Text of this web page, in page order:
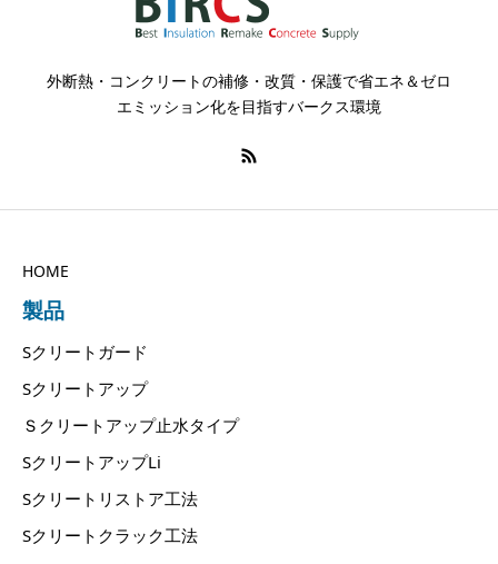
外断熱・コンクリートの補修・改質・保護で省エネ＆ゼロ
エミッション化を目指すバークス環境
HOME
製品
Sクリートガード
Sクリートアップ
Ｓクリートアップ止水タイプ
SクリートアップLi
Sクリートリストア工法
Sクリートクラック工法